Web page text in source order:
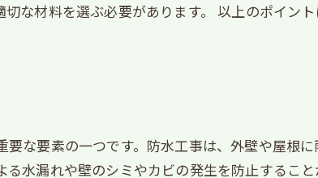
な材料を選ぶ必要があります。 以上のポイン
な要素の一つです。防水工事は、外壁や屋根
水漏れや壁のシミやカビの発生を防止するこ